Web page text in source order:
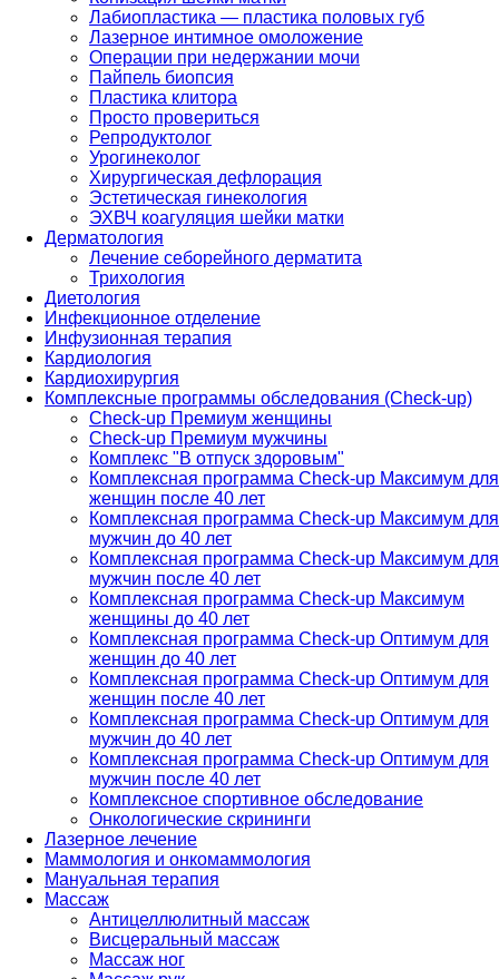
Лабиопластика — пластика половых губ
Лазерное интимное омоложение
Операции при недержании мочи
Пайпель биопсия
Пластика клитора
Просто провериться
Репродуктолог
Урогинеколог
Хирургическая дефлорация
Эстетическая гинекология
ЭХВЧ коагуляция шейки матки
Дерматология
Лечение себорейного дерматита
Трихология
Диетология
Инфекционное отделение
Инфузионная терапия
Кардиология
Кардиохирургия
Комплексные программы обследования (Check-up)
Check-up Премиум женщины
Check-up Премиум мужчины
Комплекс "В отпуск здоровым"
Комплексная программа Check-up Максимум для
женщин после 40 лет
Комплексная программа Check-up Максимум для
мужчин до 40 лет
Комплексная программа Check-up Максимум для
мужчин после 40 лет
Комплексная программа Check-up Максимум
женщины до 40 лет
Комплексная программа Check-up Оптимум для
женщин до 40 лет
Комплексная программа Check-up Оптимум для
женщин после 40 лет
Комплексная программа Check-up Оптимум для
мужчин до 40 лет
Комплексная программа Check-up Оптимум для
мужчин после 40 лет
Комплексное спортивное обследование
Онкологические скрининги
Лазерное лечение
Маммология и онкомаммология
Мануальная терапия
Массаж
Антицеллюлитный массаж
Висцеральный массаж
Массаж ног